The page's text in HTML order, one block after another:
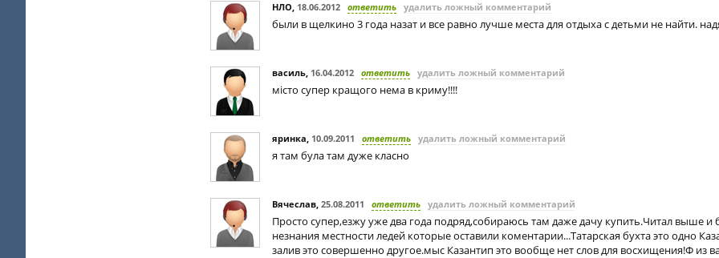
НЛО 18.06.2012 ответить удалить ложный комментарий
были в щелкино 3 года назат и все равно лучше места для отдыха с детьми не найти.
василь 16.04.2012 ответить удалить ложный комментарий
місто супер кращого нема в криму!!!!
яринка 10.09.2011 ответить удалить ложный комментарий
я там була там дуже класно
Вячеслав 25.08.2011 ответить удалить ложный комментарий
Просто супер,езжу уже два года подряд,собираюсь там даже дачу купить.Читал выше и
незнания местности ледей которые оставили коментарии...Татарская бухта это одно
залив это совершенно другое.мыс Казантип это вообще нет слов для восхищения!Ф из